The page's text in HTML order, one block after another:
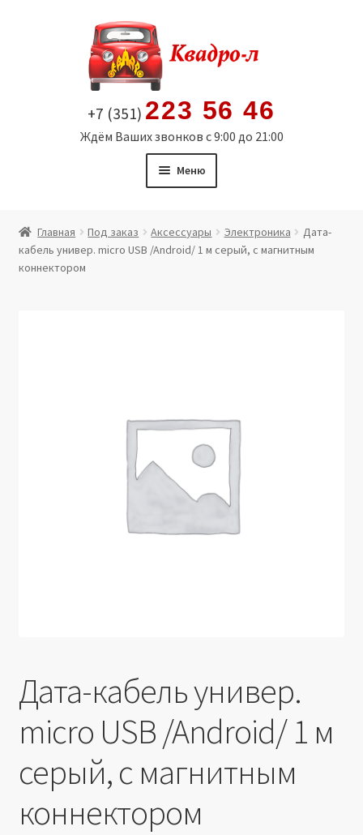
содержимому
+7 (351) 223 56 46
Ждём Ваших звонков с 9:00 до 21:00
Меню
Витрина
Главная Под заказ Аксессуары Электроника
Дата-
кабель универ. micro USB /Android/ 1 м серый, с магнитным
коннектором
Дата-кабель универ.
micro USB /Android/ 1 м
серый, с магнитным
коннектором